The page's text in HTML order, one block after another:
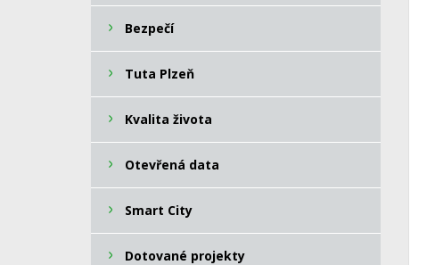
Bezpečí
Tuta Plzeň
Kvalita života
Otevřená data
Smart City
Dotované projekty